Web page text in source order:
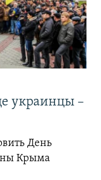
украинцы –
День
Крыма